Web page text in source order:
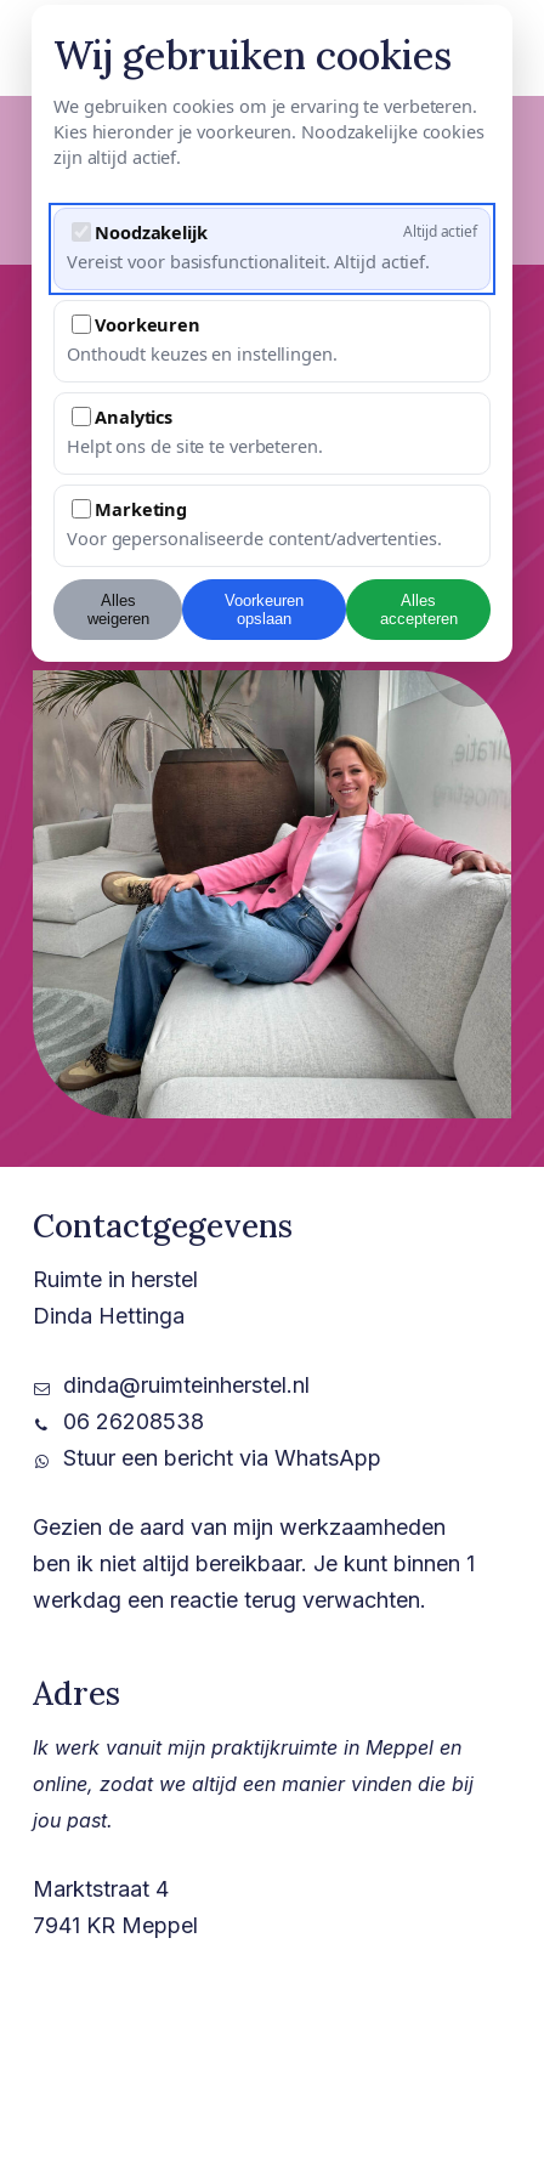
content
Contact
Heb je vragen? Wil je meer informatie? Een
afspraak maken? Je hoeft niet precies te weten
wat er aan de hand is voordat je contact
opneemt. Soms is het juist prettig om samen te
onderzoeken wat jouw lichaam nodig heeft en
welke stap passend voelt. Je bent welkom!
Maak een afspraak
Contactgegevens
Ruimte in herstel
Dinda Hettinga
dinda@ruimteinherstel.nl
06 26208538
Stuur een bericht via WhatsApp
Gezien de aard van mijn werkzaamheden
ben ik niet altijd bereikbaar. Je kunt binnen 1
werkdag een reactie terug verwachten.
Adres
Ik werk vanuit mijn praktijkruimte in Meppel en
online, zodat we altijd een manier vinden die bij
jou past.
Marktstraat 4
7941 KR Meppel
Wij gebruiken cookies
We gebruiken cookies om je ervaring te verbeteren.
Kies hieronder je voorkeuren. Noodzakelijke cookies
zijn altijd actief.
Noodzakelijk Altijd actief
Vereist voor basisfunctionaliteit. Altijd actief.
Voorkeuren
Onthoudt keuzes en instellingen.
Analytics
Helpt ons de site te verbeteren.
Marketing
Voor gepersonaliseerde content/advertenties.
Alles
weigeren
Voorkeuren
opslaan
Alles
accepteren